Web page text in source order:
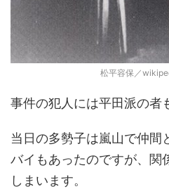
松平容保／
事件の犯人には平田派の者
当日の多勢子は嵐山で仲間
バイもあったのですが、関
しまいます。